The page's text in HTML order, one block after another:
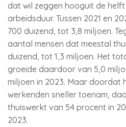
dat wil zeggen hooguit de
arbeidsduur. Tussen 2021 en
700 duizend, tot 3,8 miljoen.
aantal mensen dat meestal
duizend, tot 1,3 miljoen. Het
groeide daardoor van 5,0
miljoen in 2023. Maar doordat
werkenden sneller toenam,
thuiswerkt van 54 procent in
2023.